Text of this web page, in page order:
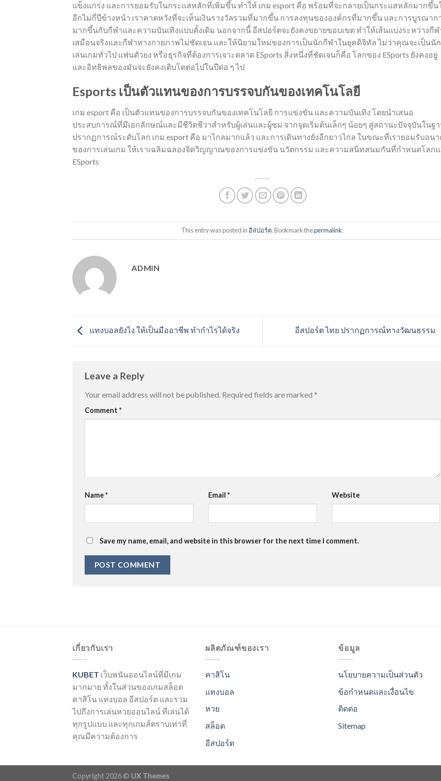
แข็งแกร่ง และการยอมรับในกระแสหลักที่เพิ่มขึ้น ทำให้ เกม esport คือ พร้อมที่จะกลายเป็นกระแสหลักมากขึ้น
อีกไม่กี่ปีข้างหน้า เราคาดหวังที่จะเห็นเงินรางวัลรวมที่มากขึ้น การลงทุนขององค์กรที่มากขึ้น และการบูรณาก
มากขึ้นกับกีฬาและความบันเทิงแบบดั้งเดิม นอกจากนี้ อีสปอร์ตจะยังคงขยายขอบเขต ทำให้เส้นแบ่งระหว่างกีฬ
เสมือนจริงและกีฬาทางกายภาพไม่ชัดเจน และให้นิยามใหม่ของการเป็นนักกีฬาในยุคดิจิทัล ไม่ว่าคุณจะเป็นนัก
เล่นเกมทั่วไป แฟนตัวยง หรือธุรกิจที่ต้องการเจาะตลาด ESports สิ่งหนึ่งที่ชัดเจนก็คือ โลกของ ESports ยังคงอยู่
และอิทธิพลของมันจะยังคงเติบโตต่อไปในปีต่อ ๆ ไป
Esports เป็นตัวแทนของการบรรจบกันของเทคโนโลยี
เกม esport คือ เป็นตัวแทนของการบรรจบกันของเทคโนโลยี การแข่งขัน และความบันเทิง โดยนำเสนอ
ประสบการณ์ที่มีเอกลักษณ์และมีชีวิตชีวาสำหรับผู้เล่นและผู้ชม จากจุดเริ่มต้นเล็กๆ น้อยๆ สู่สถานะปัจจุบันในฐ
ปรากฏการณ์ระดับโลก เกม esport คือ มาไกลมากแล้ว และการเดินทางยังอีกยาวไกล ในขณะที่เรายอมรับอน
ของการเล่นเกม ให้เราเฉลิมฉลองจิตวิญญาณของการแข่งขัน นวัตกรรม และความสนิทสนมกันที่กำหนดโลก
ESports
This entry was posted in อีสปอร์ต. Bookmark thepermalink.
ADMIN
แทงบอลยังไง ให้เป็นมืออาชีพ ทำกำไรได้จริง อีสปอร์ต ไทย ปรากฏการณ์ทางวัฒนธรรม
Leave a Reply
Your email address will not be published. Required fields are marked *
Comment *
Name* Email * Website
Save my name, email, and website in this browser for the next time I comment.
เกี่ยวกับเรา
KUBET เว็บพนันออนไลน์ที่มีเกม
มากมาย ทั้งในส่วนของเกมสล็อต
คาสิโน แทงบอล อีสปอร์ต และรวม
ไปถึงการเล่นหวยออนไลน์ ที่เล่นได้
ทุกรูปแบบ และทุกเกมส์ตราบเท่าที่
คุณมีความต้องการ
ผลิตภัณฑ์ของเรา
คาสิโน
แทงบอล
หวย
สล็อต
อีสปอร์ต
ข้อมูล
นโยบายความเป็นส่วนตัว
ข้อกำหนดและเงื่อนไข
ติดต่อ
Sitemap
Copyright 2026 © UX Themes